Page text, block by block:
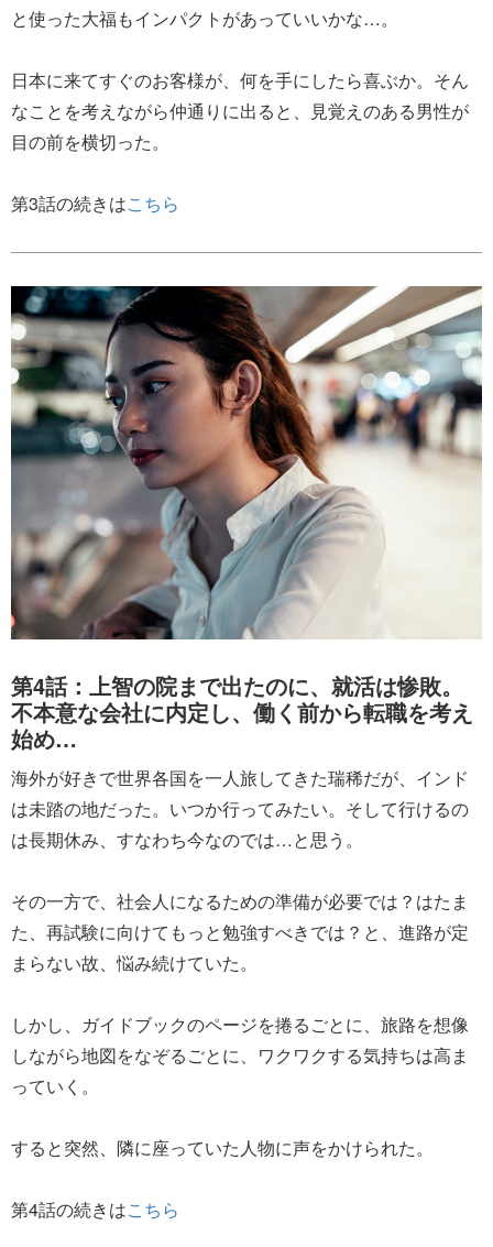
と使った大福もインパクトがあっていいかな…。
日本に来てすぐのお客様が、何を手にしたら喜ぶか。そん
なことを考えながら仲通りに出ると、見覚えのある男性が
目の前を横切った。
第3話の続きはこちら
第4話：上智の院まで出たのに、就活は惨敗。
不本意な会社に内定し、働く前から転職を考え
始め…
海外が好きで世界各国を一人旅してきた瑞稀だが、インド
は未踏の地だった。いつか行ってみたい。そして行けるの
は長期休み、すなわち今なのでは…と思う。
その一方で、社会人になるための準備が必要では？はたま
た、再試験に向けてもっと勉強すべきでは？と、進路が定
まらない故、悩み続けていた。
しかし、ガイドブックのページを捲るごとに、旅路を想像
しながら地図をなぞるごとに、ワクワクする気持ちは高ま
っていく。
すると突然、隣に座っていた人物に声をかけられた。
第4話の続きはこちら